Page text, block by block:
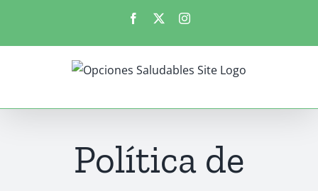
contenido
Facebook Instagram
Política de